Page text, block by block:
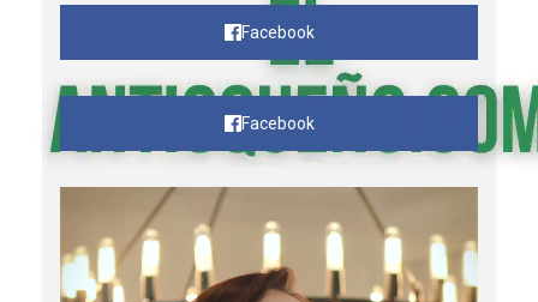
Facebook
Facebook